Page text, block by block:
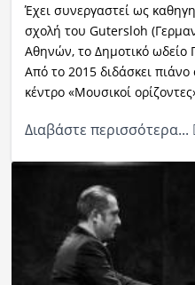
Έχει συνεργαστεί ως
σχολή του Gutersloh
Αθηνών, το Δημοτικό ωδείο
Από το 2015 διδάσκει πιάνο
κέντρο «Μουσικοί
Διαβάστε περισσότερα...